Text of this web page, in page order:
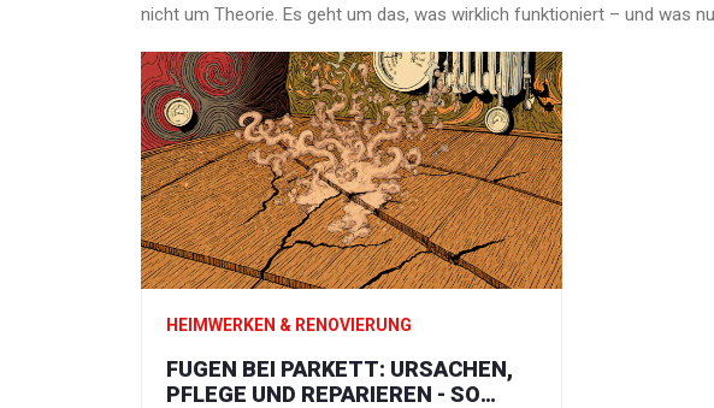
nicht um Theorie. Es geht um das, was wirklich funktioniert – und was
HEIMWERKEN & RENOVIERUNG
FUGEN BEI PARKETT: URSACHEN,
PFLEGE UND REPARIEREN - SO